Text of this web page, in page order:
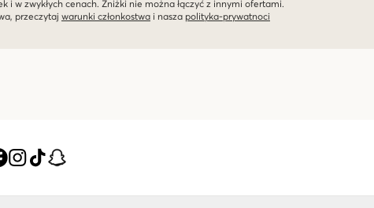
i w zwykłych cenach. Zniżki nie można łączyć z innymi ofertami.
przeczytaj warunki członkostwa i nasza polityka-prywatnoci